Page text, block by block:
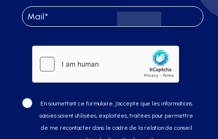
En soumettant ce formulaire, j’accepte que les informations
saisies soient utilisées, exploitées, traitées pour permettre
de me recontacter dans le cadre de la relation de conseil